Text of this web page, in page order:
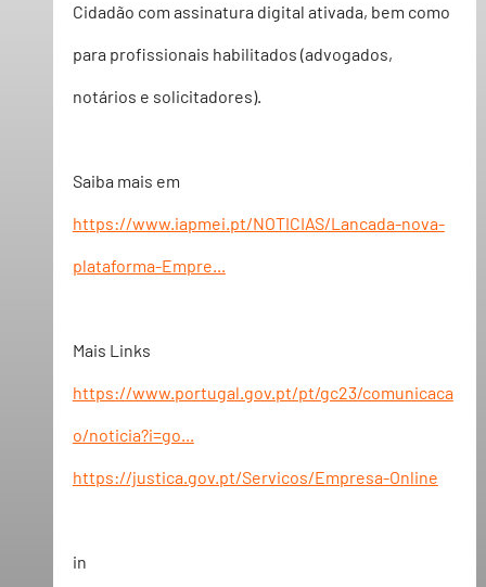
Cidadão com assinatura digital ativada, bem como
para profissionais habilitados (advogados,
notários e solicitadores).
Saiba mais em
https://www.iapmei.pt/NOTICIAS/Lancada-nova-
plataforma-Empre...
Mais Links
https://www.portugal.gov.pt/pt/gc23/comunicaca
o/noticia?i=go...
https://justica.gov.pt/Servicos/Empresa-Online
in